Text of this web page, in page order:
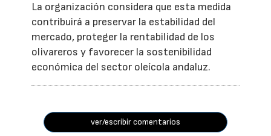
La organización considera que esta medida
contribuirá a preservar la estabilidad del
mercado, proteger la rentabilidad de los
olivareros y favorecer la sostenibilidad
económica del sector oleícola andaluz.
ver/escribir comentarios